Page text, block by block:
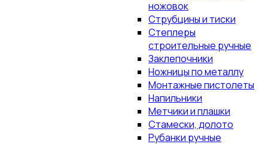
ножовок
Струбцины и тиски
Степлеры
строительные ручные
Заклепочники
Ножницы по металлу
Монтажные пистолеты
Напильники
Метчики и плашки
Стамески, долото
Рубанки ручные